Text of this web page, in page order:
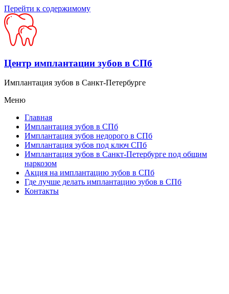
Перейти к содержимому
Центр имплантации зубов в СПб
Имплантация зубов в Санкт-Петербурге
Меню
Главная
Имплантация зубов в СПб
Имплантация зубов недорого в СПб
Имплантация зубов под ключ СПб
Имплантация зубов в Санкт-Петербурге под общим
наркозом
Акция на имплантацию зубов в СПб
Где лучше делать имплантацию зубов в СПб
Контакты